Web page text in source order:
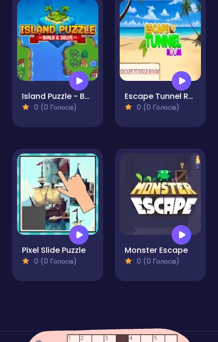
Island Puzzle - Build and Solve
0 (0 Голосів)
Escape Tunnel Room
0 (0 Голосів)
Pixel Slide Puzzle
0 (0 Голосів)
Monster Escape
0 (0 Голосів)